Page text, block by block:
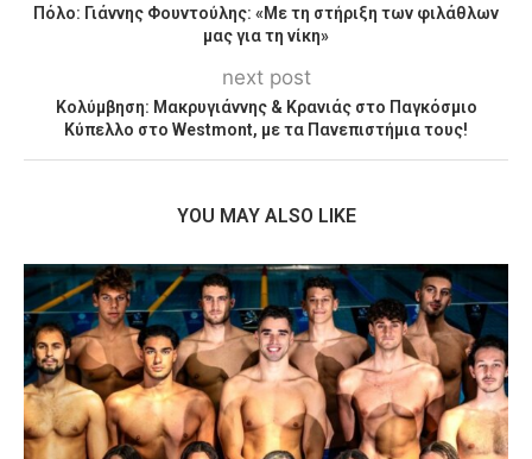
Πόλο: Γιάννης Φουντούλης: «Με τη στήριξη των φιλάθλων
μας για τη νίκη»
next post
Κολύμβηση: Μακρυγιάννης & Κρανιάς στο Παγκόσμιο
Κύπελλο στο Westmont, με τα Πανεπιστήμια τους!
YOU MAY ALSO LIKE